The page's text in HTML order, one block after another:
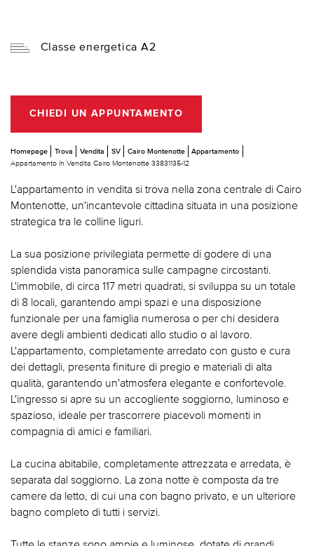
Classe energetica A2
CHIEDI UN APPUNTAMENTO
Homepage Trova Vendita SV Cairo Montenotte
Appartamento
Appartamento In Vendita Cairo Montenotte 33831135-12
L'appartamento in vendita si trova nella zona centrale di Cairo
Montenotte, un'incantevole cittadina situata in una posizione
strategica tra le colline liguri.
La sua posizione privilegiata permette di godere di una
splendida vista panoramica sulle campagne circostanti.
L'immobile, di circa 117 metri quadrati, si sviluppa su un totale
di 8 locali, garantendo ampi spazi e una disposizione
funzionale per una famiglia numerosa o per chi desidera
avere degli ambienti dedicati allo studio o al lavoro.
L'appartamento, completamente arredato con gusto e cura
dei dettagli, presenta finiture di pregio e materiali di alta
qualità, garantendo un'atmosfera elegante e confortevole.
L'ingresso si apre su un accogliente soggiorno, luminoso e
spazioso, ideale per trascorrere piacevoli momenti in
compagnia di amici e familiari.
La cucina abitabile, completamente attrezzata e arredata, è
separata dal soggiorno. La zona notte è composta da tre
camere da letto, di cui una con bagno privato, e un ulteriore
bagno completo di tutti i servizi.